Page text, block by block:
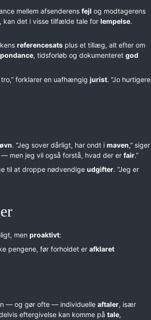
mellem afsenderens fejl og modtagerens
kan det i visse tilfælde tale for lempelse.
referencesats plus et tillæg, alt efter om
, tidsforløb og dokumenteret god
forklarer en uafhængig jurist. “Jo hurtigere
. “Jeg sover dårligt, har ondt i maven,” siger
men jeg vil også forstå, hvad der er fair.”
til at droppe nødvendige udgifter. “Jeg er
men proaktivt:
pengene, før forholdet er afklaret
— og gør ofte — individuelle aftaler, især
eftergivelse kan komme på tale,